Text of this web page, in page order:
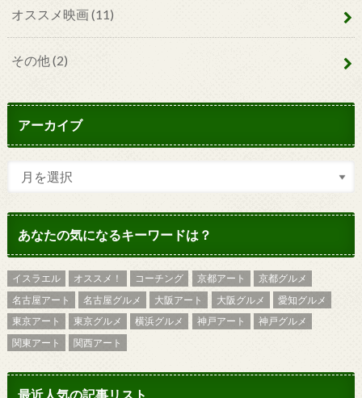
オススメ映画(11)
その他(2)
アーカイブ
あなたの気になるキーワードは？
イスラエル オススメ！ コーチング 京都アート
京都グルメ
名古屋アート
名古屋グルメ 大阪アート 大阪グルメ
愛知グルメ
東京アート
東京グルメ 横浜グルメ 神戸アート
神戸グルメ
関東アート
関西アート
最近人気の記事リスト